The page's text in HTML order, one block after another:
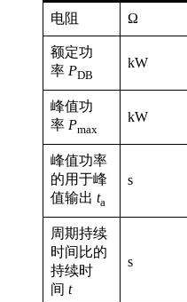
电阻 Ω
额定功
率 PDB
kW
峰值功
率 Pmax
kW
峰值功率
的用于峰
值输出 ta
s
周期持续
时间比的
持续时
间 t
s